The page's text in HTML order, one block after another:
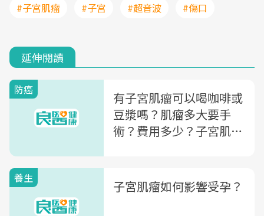
#子宮肌瘤 #子宮 #超音波 #傷口
延伸閱讀
防癌
有子宮肌瘤可以喝咖啡或
豆漿嗎？肌瘤多大要手
術？費用多少？子宮肌瘤
養生 子宮肌瘤如何影響受孕？